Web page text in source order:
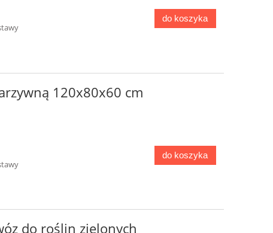
do koszyka
120x80x60 cm
do koszyka
do roślin zielonych